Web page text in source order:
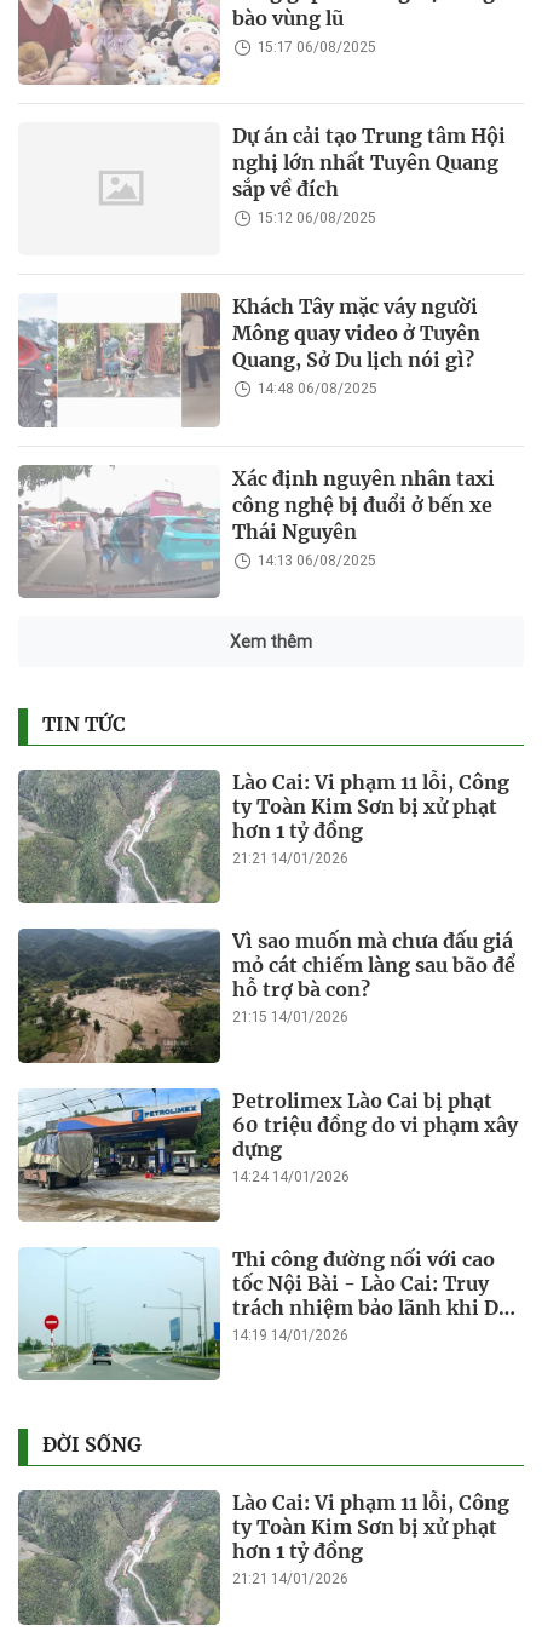
bào vùng lũ
15:17 06/08/2025
Dự án cải tạo Trung tâm Hội
nghị lớn nhất Tuyên Quang
sắp về đích
15:12 06/08/2025
Khách Tây mặc váy người
Mông quay video ở Tuyên
Quang, Sở Du lịch nói gì?
14:48 06/08/2025
Xác định nguyên nhân taxi
công nghệ bị đuổi ở bến xe
Thái Nguyên
14:13 06/08/2025
Xem thêm
TIN TỨC
Lào Cai: Vi phạm 11 lỗi, Công
ty Toàn Kim Sơn bị xử phạt
hơn 1 tỷ đồng
21:21 14/01/2026
Vì sao muốn mà chưa đấu giá
mỏ cát chiếm làng sau bão để
hỗ trợ bà con?
21:15 14/01/2026
Petrolimex Lào Cai bị phạt
60 triệu đồng do vi phạm xây
dựng
14:24 14/01/2026
Thi công đường nối với cao
tốc Nội Bài - Lào Cai: Truy
trách nhiệm bảo lãnh khi Duy
Bảo chậm tiến độ?
14:19 14/01/2026
ĐỜI SỐNG
Lào Cai: Vi phạm 11 lỗi, Công
ty Toàn Kim Sơn bị xử phạt
hơn 1 tỷ đồng
21:21 14/01/2026